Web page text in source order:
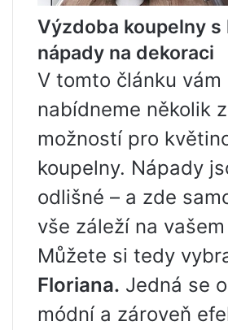
Výzdoba koupelny s
nápady na dekoraci
V tomto článku vám
nabídneme několik
možností pro
koupelny. Nápady
odlišné – a zde
vše záleží na
Můžete si tedy
Floriana. Jedná se
módní a zároveň